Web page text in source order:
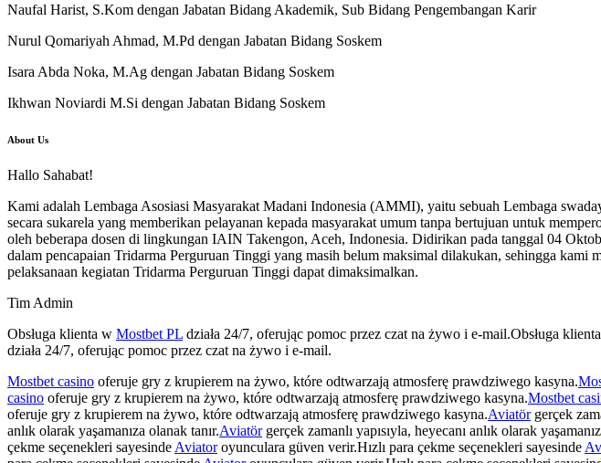
Naufal Harist, S.Kom dengan Jabatan Bidang Akademik, Sub Bidang Pengembangan Karir
Nurul Qomariyah Ahmad, M.Pd dengan Jabatan Bidang Soskem
Isara Abda Noka, M.Ag dengan Jabatan Bidang Soskem
Ikhwan Noviardi M.Si dengan Jabatan Bidang Soskem
About Us
Hallo Sahabat!
Kami adalah Lembaga Asosiasi Masyarakat Madani Indonesia (AMMI), yaitu sebuah Lembaga
secara sukarela yang memberikan pelayanan kepada masyarakat umum tanpa bertujuan untuk
oleh beberapa dosen di lingkungan IAIN Takengon, Aceh, Indonesia. Didirikan pada tanggal 04
dalam pencapaian Tridarma Perguruan Tinggi yang masih belum maksimal dilakukan, sehingga
pelaksanaan kegiatan Tridarma Perguruan Tinggi dapat dimaksimalkan.
Tim Admin
Obsługa klienta w Mostbet PL działa 24/7, oferując pomoc przez czat na żywo i e-mail.Obsługa
działa 24/7, oferując pomoc przez czat na żywo i e-mail.
Mostbet casino oferuje gry z krupierem na żywo, które odtwarzają atmosferę prawdziwego kasyna.
casino oferuje gry z krupierem na żywo, które odtwarzają atmosferę prawdziwego kasyna.Mostbet
oferuje gry z krupierem na żywo, które odtwarzają atmosferę prawdziwego kasyna.Aviatörgerçek
anlık olarak yaşamanıza olanak tanır.Aviatörgerçek zamanlı yapısıyla, heyecanı anlık olarak
çekme seçenekleri sayesindeAviatoroyunculara güven verir.Hızlı para çekme seçenekleri sayesinde